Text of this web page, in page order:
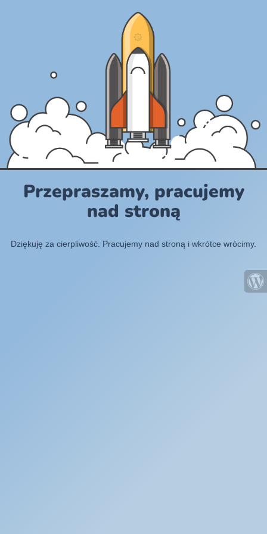
Przepraszamy, pracujemy
nad stroną
Dziękuję za cierpliwość. Pracujemy nad stroną i wkrótce wrócimy.